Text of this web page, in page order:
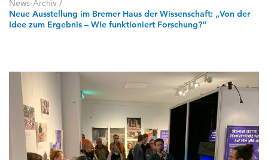
News-Archiv /
Neue Ausstellung im Bremer Haus der Wissenschaft: „Von der
Idee zum Ergebnis – Wie funktioniert Forschung?“